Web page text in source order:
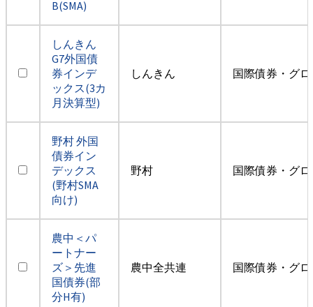
B(SMA)
しんきん
G7外国債
券インデ
ックス(3カ
月決算型)
しんきん 国際債券・グ
野村 外国
債券イン
デックス
(野村SMA
向け)
野村 国際債券・グ
農中＜パ
ートナー
ズ＞先進
国債券(部
分H有)
農中全共連 国際債券・グ